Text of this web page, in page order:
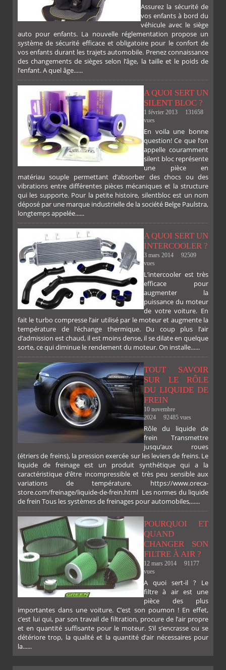
FACEBOOKTWITTERGOOGLE
PLUS
PINTEREST
PLUS
Assurez la sécurité de
vos enfants à bord du
véhicule avec le siège
auto pour enfants. La nouvelle réglementation propose un
système de sécurité efficace et obligatoire pour le confort de
vos enfants durant les trajets automobile. Prenez connaissance
des changements de sièges selon l’âge, la taille et le poids de
l’enfant. A quel âge......
A QUOI SERT UN
SILENT BLOC ?
1 février 2013
131658
vues
En voila une bonne
question! Ce que l’on
appelle couramment
silent bloc représente
une pièce en
matériau souple permettant d’absorber des chocs ou des
vibrations entre différentes pièces mécaniques et la structure
qui les supporte. Pour la petite histoire, silentbloc est un nom
déposé par une marque industrielle de la société Belge Paulstra,
longtemps appelée......
A QUOI SERT UN
INTERCOOLER ?
3 mars 2014
92509
vues
L’intercooler est très
efficace pour
augmenter la
puissance du moteur
de votre voiture. En
fait le turbo compresse l’air utilisé par le moteur et augmente la
température de l’échange thermique. Du coup plus l’air
d’admission est chaud, il est moins dense, il se dilate en quelque
sorte, ce qui diminue le rendement du moteur. On installe......
TOUT SAVOIR
SUR LE RÔLE
DU LIQUIDE DE
FREIN
10 novembre
2024
92485 vues
Rôle du liquide de
frein Transmettre
jusqu’aux roues
(étriers de freins), la pression exercée sur les leviers de freins. Le
liquide de freinage est un produit synthétique qui a la
caractéristique d’être incompressible et très peu sensible aux
variations de température. https://www.oreca-
store.com/freinage/liquide-de-frein.html Les normes du liquide
de frein Tous les systèmes de freinages pour automobiles,......
POURQUOI ET
QUAND
CHANGER SON
FILTRE À AIR ?
12 mars 2014
91177
vues
A quoi sert-il ? Le
filtre à air est une
pièce des plus
importantes dans une voiture. C’est son poumon ! En effet,
c’est lui qui, par son travail de filtration, procure de l’air propre
et en quantité suffisante pour le moteur. S’il s’encrasse ou se
détériore trop, la qualité et la quantité d’air nécessaires pour
la......